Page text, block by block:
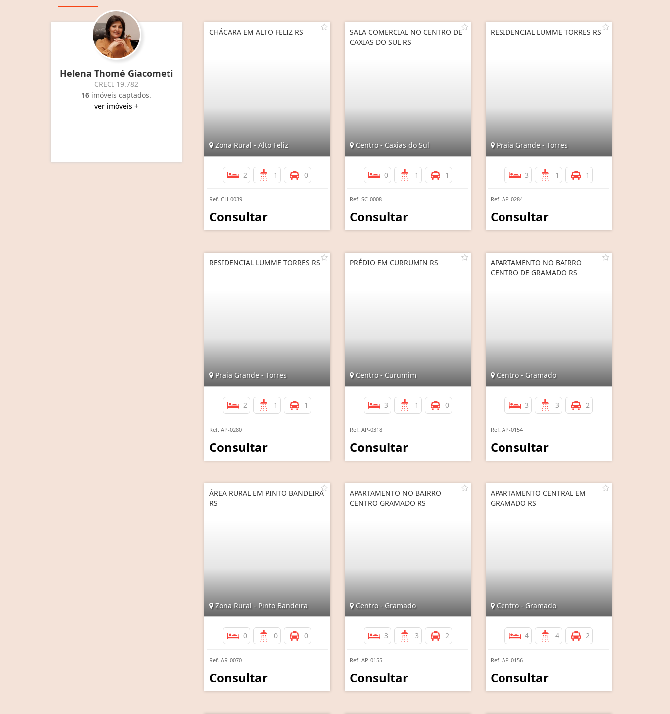
Helena Thomé Giacometi
CRECI 19.782
16 imóveis captados.
ver imóveis +
CHÁCARA EM ALTO FELIZ RS
Zona Rural - Alto Feliz
2 1 0
Ref. CH-0039
Consultar
SALA COMERCIAL NO CENTRO DE
CAXIAS DO SUL RS
Centro - Caxias do Sul
0 1 1
Ref. SC-0008
Consultar
RESIDENCIAL LUMME TORRES RS
Praia Grande - Torres
3 1 1
Ref. AP-0284
Consultar
RESIDENCIAL LUMME TORRES RS
Praia Grande - Torres
2 1 1
Ref. AP-0280
Consultar
PRÉDIO EM CURRUMIN RS
Centro - Curumim
3 1 0
Ref. AP-0318
Consultar
APARTAMENTO NO BAIRRO
CENTRO DE GRAMADO RS
Centro - Gramado
3 3 2
Ref. AP-0154
Consultar
ÁREA RURAL EM PINTO BANDEIRA
RS
Zona Rural - Pinto Bandeira
0 0 0
Ref. AR-0070
Consultar
APARTAMENTO NO BAIRRO
CENTRO GRAMADO RS
Centro - Gramado
3 3 2
Ref. AP-0155
Consultar
APARTAMENTO CENTRAL EM
GRAMADO RS
Centro - Gramado
4 4 2
Ref. AP-0156
Consultar